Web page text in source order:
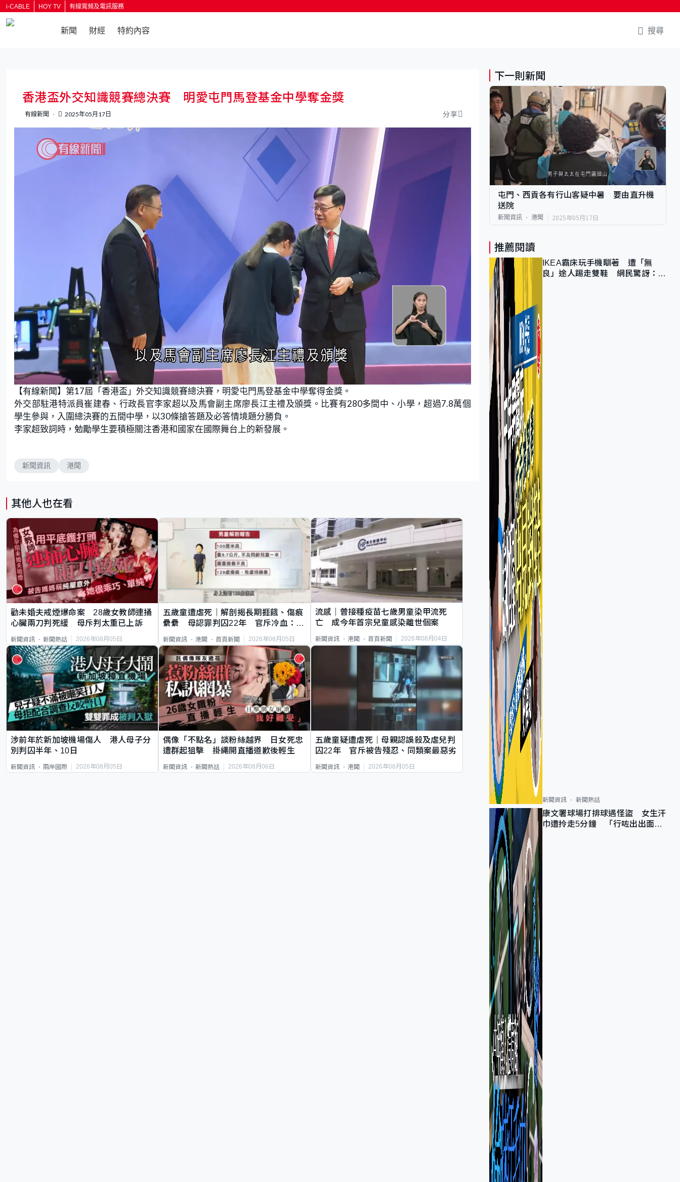
i-CABLE HOY TV 有線寬頻及電訊服務
新聞 財經 特約內容 搜尋
香港盃外交知識競賽總決賽 明愛屯門馬登基金中學奪金獎
有線新聞 2025年05月17日 分享
n
m
u
t
e
a
d
d
:
7
1
0
5
【有線新聞】第17屆「香港盃」外交知識競賽總決賽，明愛屯門馬登基金中學奪得金獎。
外交部駐港特派員崔建春、行政長官李家超以及馬會副主席廖長江主禮及頒獎。比賽有280多間中、小學，超過7.8萬個
學生參與，入圍總決賽的五間中學，以30條搶答題及必答情境題分勝負。
李家超致詞時，勉勵學生要積極關注香港和國家在國際舞台上的新發展。
新聞資訊 港聞
其他人也在看
勸未婚夫戒煙爆命案 28歲女教師連捅
心臟兩刀判死緩 母斥判太重已上訴
新聞資訊 新聞熱話 2026年08月05日
五歲童遭虐死｜解剖揭長期捱餓、傷痕
纍纍 母認罪判囚22年 官斥冷血：同
新聞資訊 港聞 首頁新聞 2026年08月05日
流感｜曾接種疫苗七歲男童染甲流死
亡 成今年首宗兒童感染離世個案
新聞資訊 港聞 首頁新聞 2026年08月04日
涉前年於新加坡機場傷人 港人母子分
別判囚半年、10日
新聞資訊 兩岸國際 2026年08月05日
偶像「不點名」談粉絲越界 日女死忠
遭群起狙擊 掛繩開直播道歉後輕生
新聞資訊 新聞熱話 2026年08月06日
五歲童疑遭虐死｜母親認誤殺及虐兒判
囚22年 官斥被告殘忍、同類案最惡劣
新聞資訊 港聞 2026年08月05日
下一則新聞
屯門、西貢各有行山客疑中暑 要由直升機
送院
新聞資訊 港聞 2025年05月17日
推薦閱讀
IKEA霸床玩手機瞓著 遭「無
良」途人踢走雙鞋 網民驚訝：冇
新聞資訊 新聞熱話
康文署球場打排球遇怪盜 女生汗
巾遭拎走5分鐘 「行咗出出面唔